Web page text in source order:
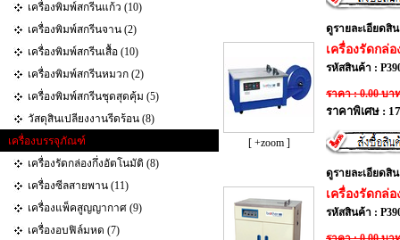
เครื่องพิมพ์สกรีนแก้ว (10)
เครื่องพิมพ์สกรีนจาน (2)
เครื่องพิมพ์สกรีนเสื้อ (10)
เครื่องพิมพ์สกรีนหมวก (2)
เครื่องพิมพ์สกรีนชุดสุดคุ้ม (5)
วัสดุสินเปลียงงานรีดร้อน (8)
เครื่องบรรจุภัณฑ์
เครื่องรัดกล่องกึ่งอัตโนมัติ (8)
เครื่องซีลสายพาน (11)
เครื่องแพ็คสูญญากาศ (9)
เครื่องอบฟิล์มหด (7)
ดูรายละเอียดสิ
[ +zoom ]
เครื่องรัดกล่
รหัสสินค้า :
ราคา : 0.00 บา
ราคาพิเศษ :
ดูรายละเอียดสิ
เครื่องรัดกล่
รหัสสินค้า :